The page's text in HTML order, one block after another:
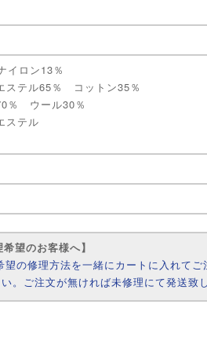
イロン13％
ステル65％ コットン35％
％ ウール30％
ステル
希望のお客様へ】
望の修理方法を一緒にカートに入れてご
。ご注文が無ければ未修理にて発送致し